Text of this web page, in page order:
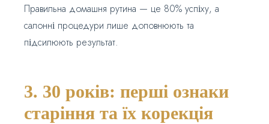
Правильна домашня рутина — це 80% успіху, а
салонні процедури лише доповнюють та
підсилюють результат.
3. 30 років: перші ознаки
старіння та їх корекція